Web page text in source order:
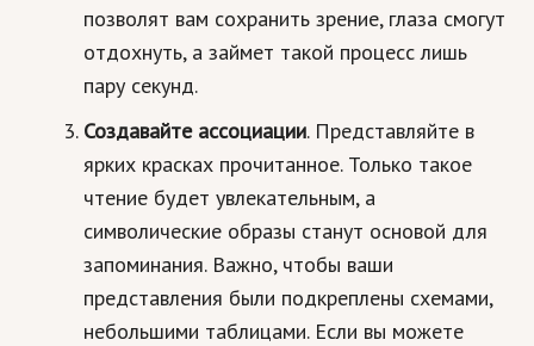
Творчество и рукоделие
Разное
Работа и бизнес
Животные
Еда и напитки
Праздники и подарки
Кинематограф
позволят вам сохранить зрение, глаза смогут
отдохнуть, а займет такой процесс лишь
пару секунд.
Создавайте ассоциации. Представляйте в
ярких красках прочитанное. Только такое
чтение будет увлекательным, а
символические образы станут основой для
запоминания. Важно, чтобы ваши
представления были подкреплены схемами,
небольшими таблицами. Если вы можете